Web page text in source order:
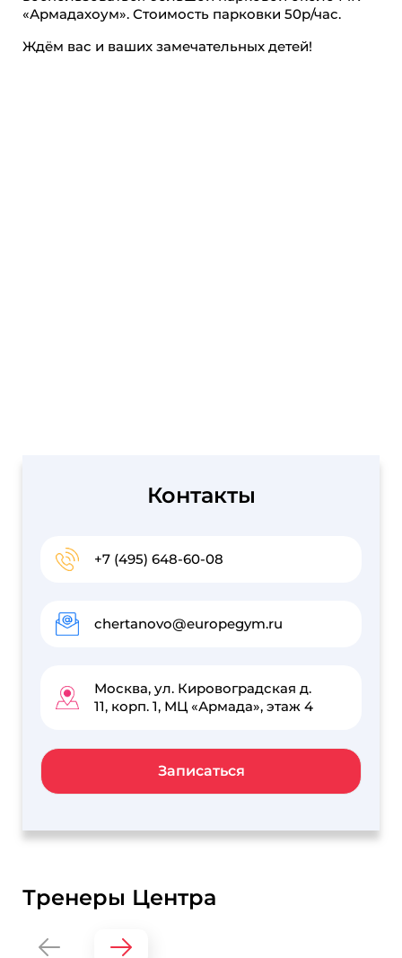
«Армадахоум». Стоимость парковки 50р/час.
Ждём вас и ваших замечательных детей!
Контакты
+7 (495) 648-60-08
chertanovo@europegym.ru
Москва, ул. Кировоградская д.
11, корп. 1, МЦ «Армада», этаж 4
Записаться
Тренеры Центра